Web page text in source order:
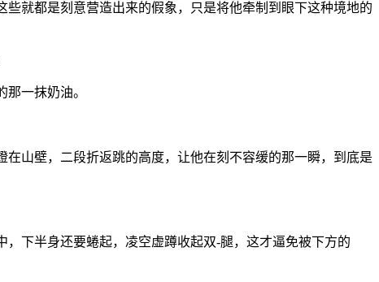
就都是刻意营造出来的假象，只是将他牵制到眼下这种境地的
一抹奶油。
山壁，二段折返跳的高度，让他在刻不容缓的那一瞬，到底是
下半身还要蜷起，凌空虚蹲收起双-腿，这才逼免被下方的